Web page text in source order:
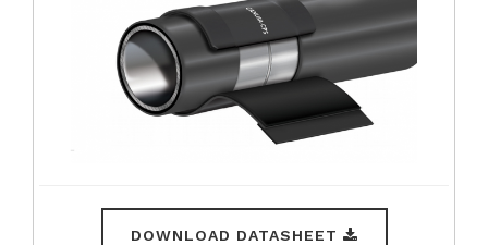
DOWNLOAD DATASHEET